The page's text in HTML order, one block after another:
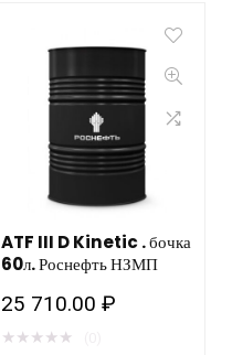
ATF III D Kinetic . бочка
60л. Роснефть НЗМП
25 710.00₽
★ ★ ★ ★ ★